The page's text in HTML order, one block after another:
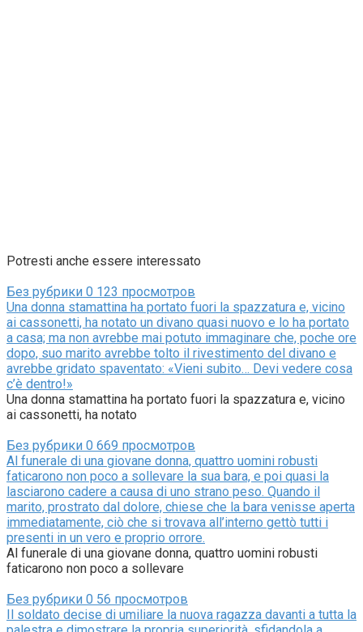
Potresti anche essere interessato
Без рубрики 0 123 просмотров
Una donna stamattina ha portato fuori la spazzatura e, vicino
ai cassonetti, ha notato un divano quasi nuovo e lo ha portato
a casa; ma non avrebbe mai potuto immaginare che, poche ore
dopo, suo marito avrebbe tolto il rivestimento del divano e
avrebbe gridato spaventato: «Vieni subito… Devi vedere cosa
c’è dentro!»
Una donna stamattina ha portato fuori la spazzatura e, vicino
ai cassonetti, ha notato
Без рубрики 0 669 просмотров
Al funerale di una giovane donna, quattro uomini robusti
faticarono non poco a sollevare la sua bara, e poi quasi la
lasciarono cadere a causa di uno strano peso. Quando il
marito, prostrato dal dolore, chiese che la bara venisse aperta
immediatamente, ciò che si trovava all’interno gettò tutti i
presenti in un vero e proprio orrore.
Al funerale di una giovane donna, quattro uomini robusti
faticarono non poco a sollevare
Без рубрики 0 56 просмотров
Il soldato decise di umiliare la nuova ragazza davanti a tutta la